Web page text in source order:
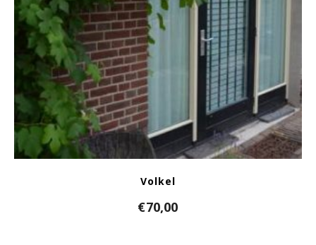
Volkel
€70,00